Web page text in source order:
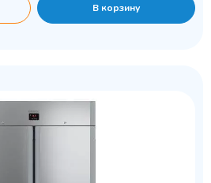
В корзину